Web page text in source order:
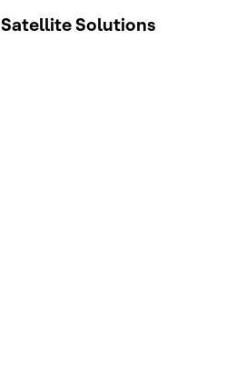
Satellite Solutions